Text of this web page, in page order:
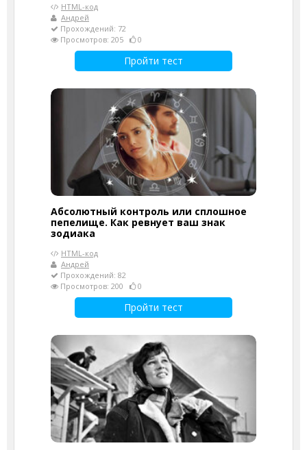
HTML-код
Андрей
Прохождений: 72
Просмотров: 205
0
Пройти тест
Абсолютный контроль или сплошное
пепелище. Как ревнует ваш знак
зодиака
HTML-код
Андрей
Прохождений: 82
Просмотров: 200
0
Пройти тест